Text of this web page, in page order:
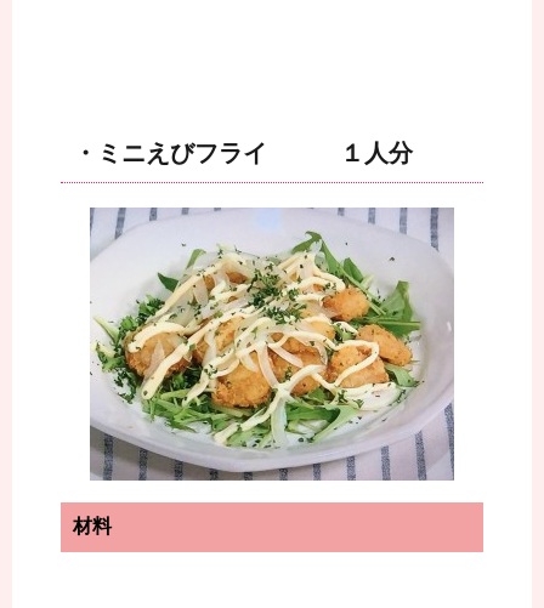
・ミニえびフライ １人分
材料